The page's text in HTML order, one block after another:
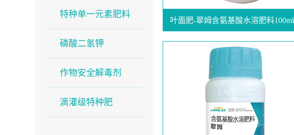
特种单一元素肥料
磷酸二氢钾
作物安全解毒剂
滴灌级特种肥
叶面肥-翠姆含氨基酸水溶肥料100ml